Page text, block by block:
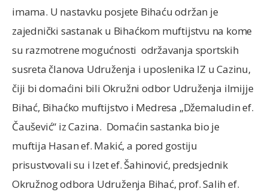
imama. U nastavku posjete Bihaću održan je
zajednički sastanak u Bihaćkom muftijstvu na kome
su razmotrene mogućnosti održavanja sportskih
susreta članova Udruženja i uposlenika IZ u Cazinu,
čiji bi domaćini bili Okružni odbor Udruženja ilmijje
Bihać, Bihaćko muftijstvo i Medresa „Džemaludin ef.
Čaušević“ iz Cazina. Domaćin sastanka bio je
muftija Hasan ef. Makić, a pored gostiju
prisustvovali su i Izet ef. Šahinović, predsjednik
Okružnog odbora Udruženja Bihać, prof. Salih ef.